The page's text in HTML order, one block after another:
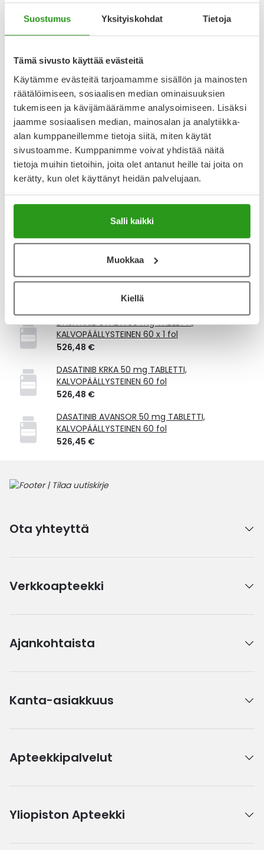
Suostumus Yksityiskohdat Tietoja
Tämä sivusto käyttää evästeitä
Käytämme evästeitä tarjoamamme sisällön ja mainosten
räätälöimiseen, sosiaalisen median ominaisuuksien
tukemiseen ja kävijämäärämme analysoimiseen. Lisäksi
jaamme sosiaalisen median, mainosalan ja analytiikka-
alan kumppaneillemme tietoja siitä, miten käytät
sivustoamme. Kumppanimme voivat yhdistää näitä
tietoja muihin tietoihin, joita olet antanut heille tai joita on
kerätty, kun olet käyttänyt heidän palvelujaan.
Salli kaikki
Muokkaa
Kiellä
Katso kaikki DASATINIB SANDOZ-tuotteet
YA-muistuttaja
Muistuttajan avulla pidät huolen, että tilaat tarvitsemasi
tuotteet ajoissa, eivätkä ne lopu kesken.
Lisää tuote muistuttajaan
Lue lisää muistuttajasta
Tämä tuote ei ole Kela-korvattava. Reseptin
toimitusmaksu 2,46 € lisätään tuotteen hintaan.
Laske korvauksen suuruus
DASATINIB STADA 50 mg TABLETTI,
KALVOPÄÄLLYSTEINEN 60 x 1 fol
526,48 €
DASATINIB KRKA 50 mg TABLETTI,
KALVOPÄÄLLYSTEINEN 60 fol
526,48 €
DASATINIB AVANSOR 50 mg TABLETTI,
KALVOPÄÄLLYSTEINEN 60 fol
526,45 €
Ota yhteyttä
Verkkoapteekki
Ajankohtaista
Kanta-asiakkuus
Apteekkipalvelut
Yliopiston Apteekki